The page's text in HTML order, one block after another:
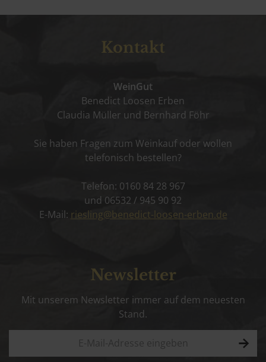
Kontakt
WeinGut
Benedict Loosen Erben
Claudia Müller und Bernhard Föhr
Sie haben Fragen zum Weinkauf oder wollen
telefonisch bestellen?
Telefon: 0160 84 28 967
und 06532 / 945 90 92
E-Mail: riesling@benedict-loosen-erben.de
Newsletter
Mit unserem Newsletter immer auf dem neuesten
Stand.